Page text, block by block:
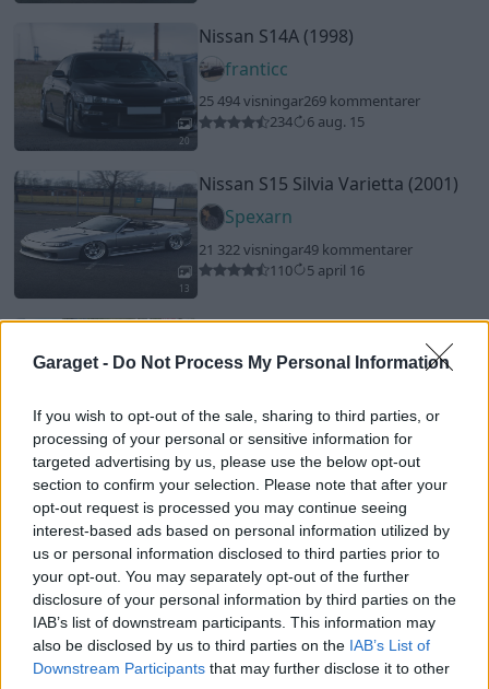
Garaget - Do Not Process My Personal Information
If you wish to opt-out of the sale, sharing to third parties, or
processing of your personal or sensitive information for
targeted advertising by us, please use the below opt-out
section to confirm your selection. Please note that after your
opt-out request is processed you may continue seeing
interest-based ads based on personal information utilized by
us or personal information disclosed to third parties prior to
your opt-out. You may separately opt-out of the further
disclosure of your personal information by third parties on the
IAB’s list of downstream participants. This information may
also be disclosed by us to third parties on the IAB’s List of
Downstream Participants that may further disclose it to other
20
Nissan S14A (1998)
franticc
25 494 visningar269 kommentarer
234
6 aug. 15
13
Nissan S15 Silvia Varietta (2001)
Spexarn
21 322 visningar49 kommentarer
110
5 april 16
16
marcusstenmark
18
6 mars 18
13
Saab 900s (1991)
Gizmojohan
25 345 visningar
20 kommentarer
73
25 jan. 24
Toyota Supra MKIII 3.0l Turbo
"Dready"(1989)
TimeZone